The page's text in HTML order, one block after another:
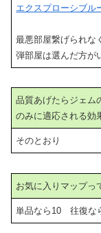
エクスプローシブル
最悪部屋繋げられな
弾部屋は選んだ方が
品質あげたらジェム
のみに適応される効
そのとおり
お気に入りマップっ
単品なら10 往復な